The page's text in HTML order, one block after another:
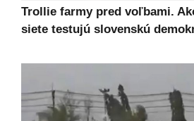
Trollie farmy pred voľbami.
siete testujú slovenskú